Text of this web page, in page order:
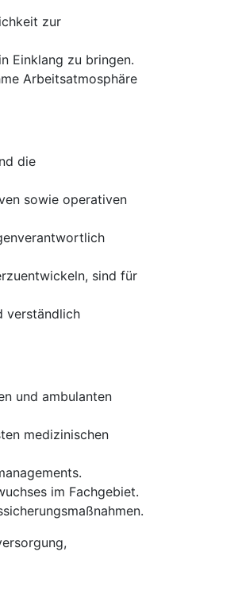
zur
Einklang zu bringen.
Arbeitsatmosphäre
die
sowie operativen
sind für
verständlich
und ambulanten
medizinischen
im Fachgebiet.